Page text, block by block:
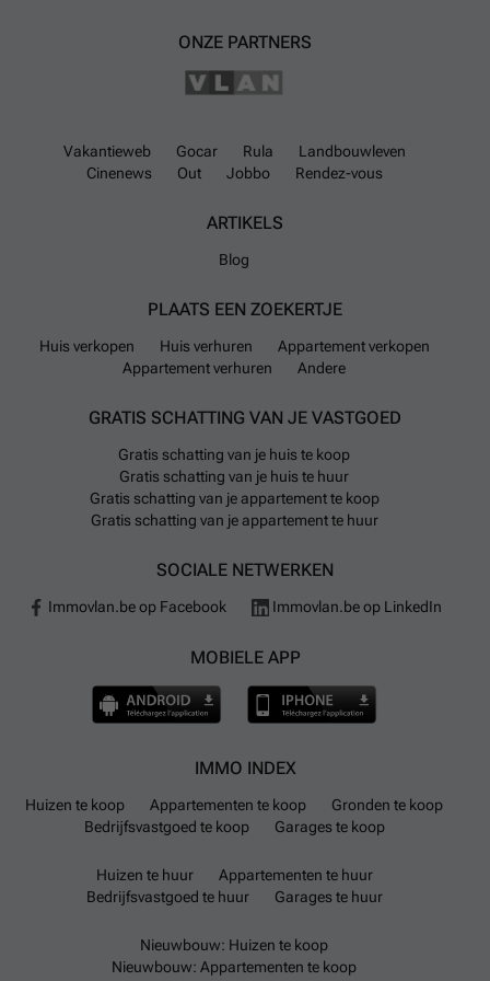
een goede zichtbaarheid en toegankelijke bereikbaarheid.
gedetailleerde kijk te krijgen op alle eigenschappen en potentieel van
vastgoed aan Avenue de Landrecies 1 maximaal te ontdekken.
ONZE PARTNERS
Vakantieweb Gocar Rula
Landbouwleven
Cinenews
Out Jobbo Rendez-vous
ARTIKELS
Blog
PLAATS EEN ZOEKERTJE
Huis verkopen Huis verhuren
Appartement verkopen
Appartement verhuren
Andere
GRATIS SCHATTING VAN JE VASTGOED
Gratis schatting van je huis te koop
Gratis schatting van je huis te huur
Gratis schatting van je appartement te koop
Gratis schatting van je appartement te huur
SOCIALE NETWERKEN
Immovlan.be op Facebook Immovlan.be op LinkedIn
MOBIELE APP
IMMO INDEX
Huizen te koop Appartementen te koop
Gronden te koop
Bedrijfsvastgoed te koop
Garages te koop
Huizen te huur
Appartementen te huur
Bedrijfsvastgoed te huur
Garages te huur
Nieuwbouw: Huizen te koop
Nieuwbouw: Appartementen te koop